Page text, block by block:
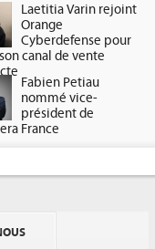
Laetitia Varin rejoint
Orange
Cyberdefense pour
canal de vente
Fabien Petiau
nommé vice-
président de
France